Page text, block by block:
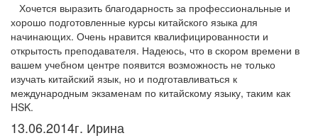
Хочется выразить благодарность за профессиональные и
хорошо подготовленные курсы китайского языка для
начинающих. Очень нравится квалифицированности и
открытость преподавателя. Надеюсь, что в скором времени в
вашем учебном центре появится возможность не только
изучать китайский язык, но и подготавливаться к
международным экзаменам по китайскому языку, таким как
HSK.
13.06.2014г. Ирина